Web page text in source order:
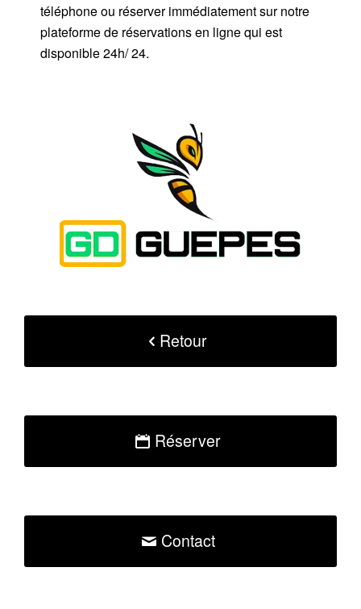
téléphone ou réserver immédiatement sur notre
plateforme de réservations en ligne qui est
disponible 24h/ 24.
Retour
Réserver
Contact